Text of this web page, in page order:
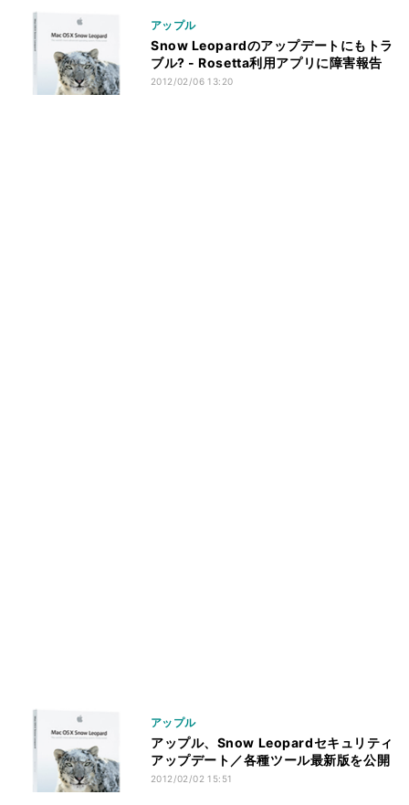
アップル
Snow Leopardのアップデートにもトラ
ブル? - Rosetta利用アプリに障害報告
2012/02/06 13:20
アップル
アップル、Snow Leopardセキュリティ
アップデート／各種ツール最新版を公開
2012/02/02 15:51